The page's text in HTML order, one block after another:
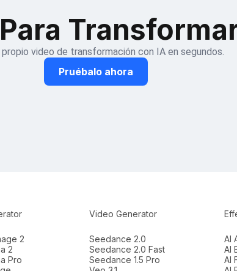
video de transformación con IA en segundos.
Pruébalo ahora
2
2
Pro
Video Generator
Seedance 2.0
Seedance 2.0 Fast
Seedance 1.5 Pro
AI
AI
AI